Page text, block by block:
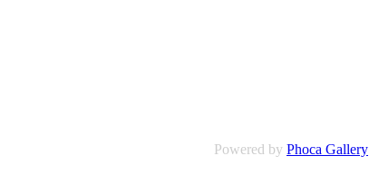
Powered by Phoca Gallery